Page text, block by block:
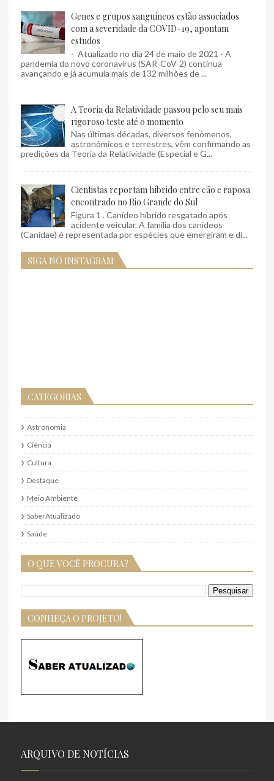
Genes e grupos sanguíneos estão associados
com a severidade da COVID-19, apontam
estudos
- Atualizado no dia 24 de maio de 2021 - A
pandemia do novo coronavírus (SAR-CoV-2) continua
avançando e já acumula mais de 132 milhões de ...
A Teoria da Relatividade passou pelo seu mais
rigoroso teste até o momento
Nas últimas décadas, diversos fenômenos,
astronômicos e terrestres, vêm confirmando as
predições da Teoria da Relatividade (Especial e G...
Cientistas reportam híbrido entre cão e raposa
encontrado no Rio Grande do Sul
Figura 1 . Canídeo híbrido resgatado após
acidente veicular. A família dos canídeos
(Canidae) é representada por espécies que emergiram e di...
SIGA NO INSTAGRAM
CATEGORIAS
Astronomia
Ciência
Cultura
Destaque
Meio Ambiente
SaberAtualizado
Saúde
O QUE VOCÊ PROCURA?
CONHEÇA O PROJETO!
ARQUIVO DE NOTÍCIAS